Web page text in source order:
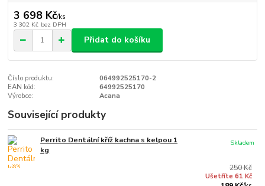
3 698 Kč/ks
3 302 Kč bez DPH
Přidat do košíku
Číslo produktu:
064992525170-2
EAN kód:
64992525170
Výrobce:
Acana
Související produkty
Perrito Dentální kříž kachna s kelpou 1
kg
250 Kč
Ušetříte 61 Kč
Skladem